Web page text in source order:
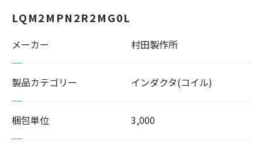
LQM2MPN2R2MG0L
メーカー 村田製作所
製品カテゴリー インダクタ(コイル)
梱包単位 3,000